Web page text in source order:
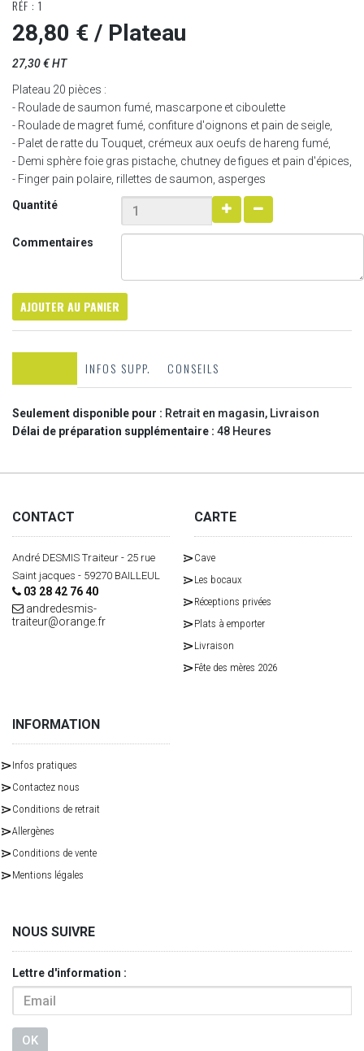
RÉF : 1
28,80 € / Plateau
27,30 € HT
Plateau 20 pièces :
- Roulade de saumon fumé, mascarpone et ciboulette
- Roulade de magret fumé, confiture d'oignons et pain de seigle,
- Palet de ratte du Touquet, crémeux aux oeufs de hareng fumé,
- Demi sphère foie gras pistache, chutney de figues et pain d'épices,
- Finger pain polaire, rillettes de saumon, asperges
Quantité
Commentaires
AJOUTER AU PANIER
INFOS SUPP. CONSEILS
Seulement disponible pour : Retrait en magasin, Livraison
Délai de préparation supplémentaire : 48 Heures
CONTACT
André DESMIS Traiteur - 25 rue
Saint jacques - 59270 BAILLEUL
03 28 42 76 40
andredesmis-
traiteur@orange.fr
CARTE
Cave
Les bocaux
Réceptions privées
Plats à emporter
Livraison
Fête des mères 2026
INFORMATION
Infos pratiques
Contactez nous
Conditions de retrait
Allergènes
Conditions de vente
Mentions légales
NOUS SUIVRE
Lettre d'information :
OK